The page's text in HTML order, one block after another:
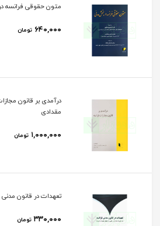
متون حقوقی فرانسه
۶۴۰,۰۰۰ تومان
درآمدی بر قانون
مقدادی
۱,۰۰۰,۰۰۰ تومان
تعهدات در قانون
۳۳۰,۰۰۰ تومان